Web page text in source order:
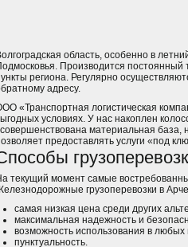
область, особенно в
Производится постоянный
региона. Регулярно
адресу.
«Транспортная логистическая
условиях. У нас накоплен
материальная база,
предоставлять услуги «под
текущий момент самые
грузоперевозки в
самая низкая цена среди других
максимальная надежность и
возможность использования в любых
пунктуальность.